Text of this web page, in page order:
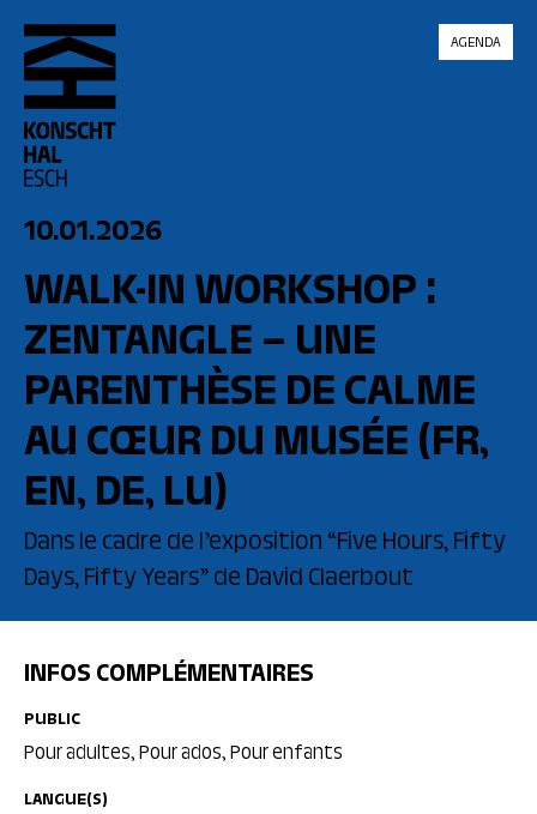
skip_to_content
AGENDA
10.01.2026
WALK-IN WORKSHOP :
ZENTANGLE – UNE
PARENTHÈSE DE CALME
AU CŒUR DU MUSÉE(FR,
EN, DE, LU)
Dans le cadre de l’exposition “Five Hours, Fifty
Days, Fifty Years” de David Claerbout
INFOS COMPLÉMENTAIRES
PUBLIC
Pour adultes, Pour ados, Pour enfants
LANGUE(S)